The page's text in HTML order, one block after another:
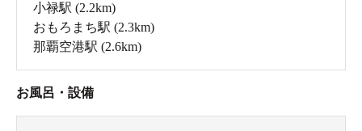
小禄駅 (2.2km)
おもろまち駅 (2.3km)
那覇空港駅 (2.6km)
お風呂・設備